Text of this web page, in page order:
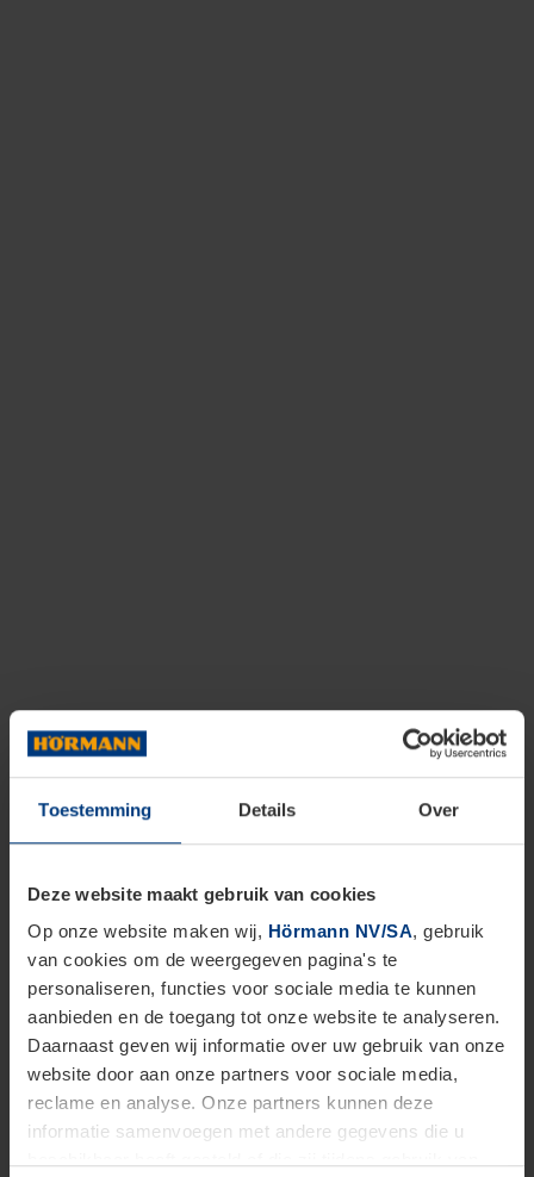
Toestemming Details Over
Deze website maakt gebruik van cookies
Op onze website maken wij, Hörmann NV/SA, gebruik
van cookies om de weergegeven pagina's te
personaliseren, functies voor sociale media te kunnen
aanbieden en de toegang tot onze website te analyseren.
Daarnaast geven wij informatie over uw gebruik van onze
website door aan onze partners voor sociale media,
reclame en analyse. Onze partners kunnen deze
informatie samenvoegen met andere gegevens die u